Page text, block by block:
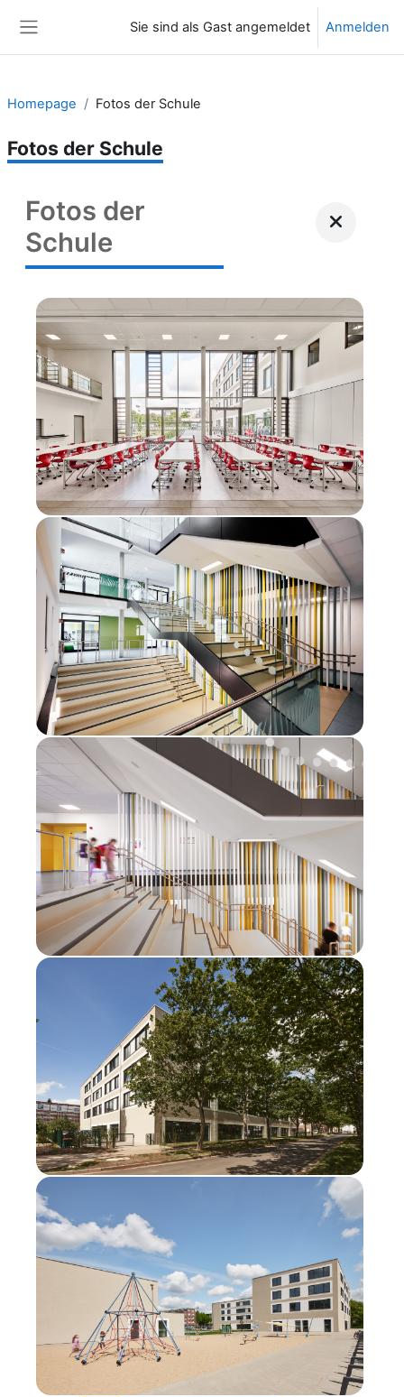
Sie sind als Gast angemeldet Anmelden
Homepage Fotos der Schule
Fotos der Schule
Fotos der
Schule